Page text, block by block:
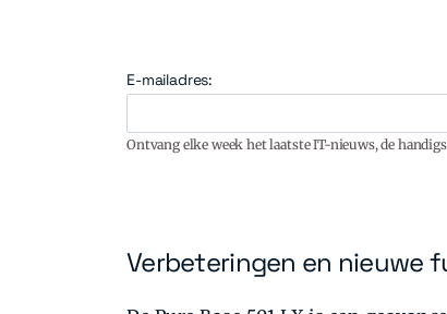
E-mailadres:
Ontvang elke week het laatste IT-nieuws, de
Verbeteringen en nieuwe